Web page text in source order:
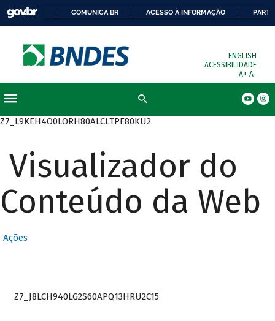
COMUNICA BR ACESSO À INFORMAÇÃO
ENGLISH
ACESSIBILIDADE
A+ A-
Z7_L9KEH4O0LORH80ALCLTPF80KU2
Visualizador do
Conteúdo da Web
Ações
Z7_J8LCH940LG2S60APQ13HRU2C15